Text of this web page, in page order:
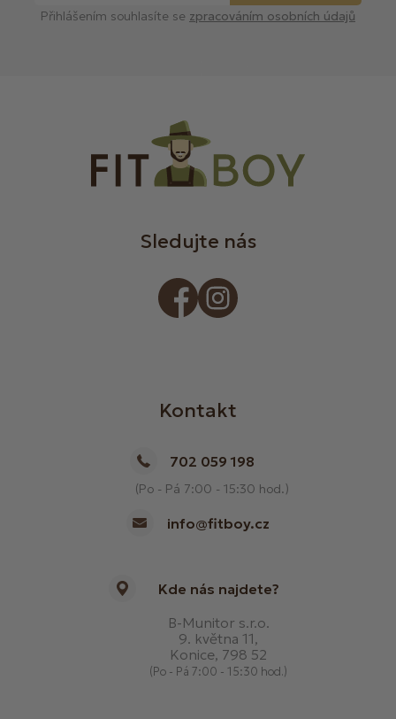
Přihlášením souhlasíte se zpracováním osobních údajů
Sledujte nás
Kontakt
702 059 198
(Po - Pá 7:00 - 15:30 hod.)
info@fitboy.cz
Kde nás najdete?
B-Munitor s.r.o.
9. května 11,
Konice, 798 52
(Po - Pá 7:00 - 15:30 hod.)